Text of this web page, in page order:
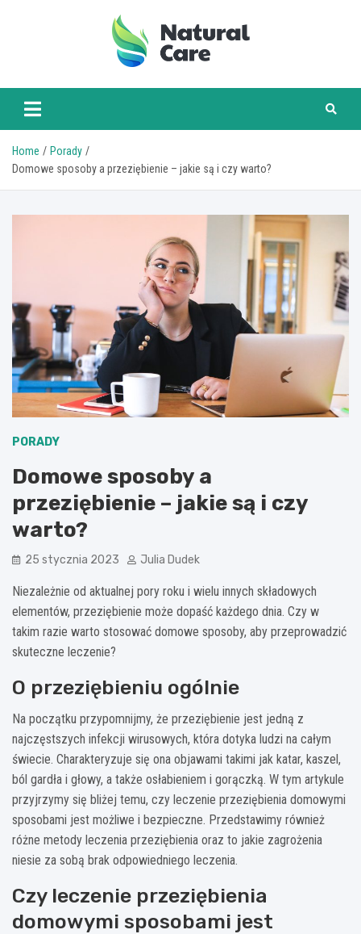
naturalcare.pl
Home
Porady
Domowe sposoby a przeziębienie – jakie są i czy warto?
PORADY
Domowe sposoby a
przeziębienie – jakie są i czy
warto?
25 stycznia 2023 Julia Dudek
Niezależnie od aktualnej pory roku i wielu innych składowych
elementów, przeziębienie może dopaść każdego dnia. Czy w
takim razie warto stosować domowe sposoby, aby przeprowadzić
skuteczne leczenie?
O przeziębieniu ogólnie
Na początku przypomnijmy, że przeziębienie jest jedną z
najczęstszych infekcji wirusowych, która dotyka ludzi na całym
świecie. Charakteryzuje się ona objawami takimi jak katar, kaszel,
ból gardła i głowy, a także osłabieniem i gorączką. W tym artykule
przyjrzymy się bliżej temu, czy leczenie przeziębienia domowymi
sposobami jest możliwe i bezpieczne. Przedstawimy również
różne metody leczenia przeziębienia oraz to jakie zagrożenia
niesie za sobą brak odpowiedniego leczenia.
Czy leczenie przeziębienia
domowymi sposobami jest